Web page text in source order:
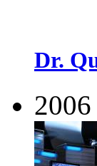
Dr.
2006